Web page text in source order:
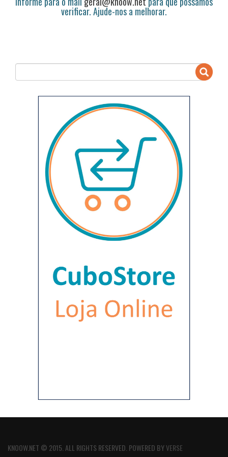
verificar. Ajude-nos a melhorar.
KNOOW.NET © 2015. ALL RIGHTS RESERVED. POWERED BYVERSE